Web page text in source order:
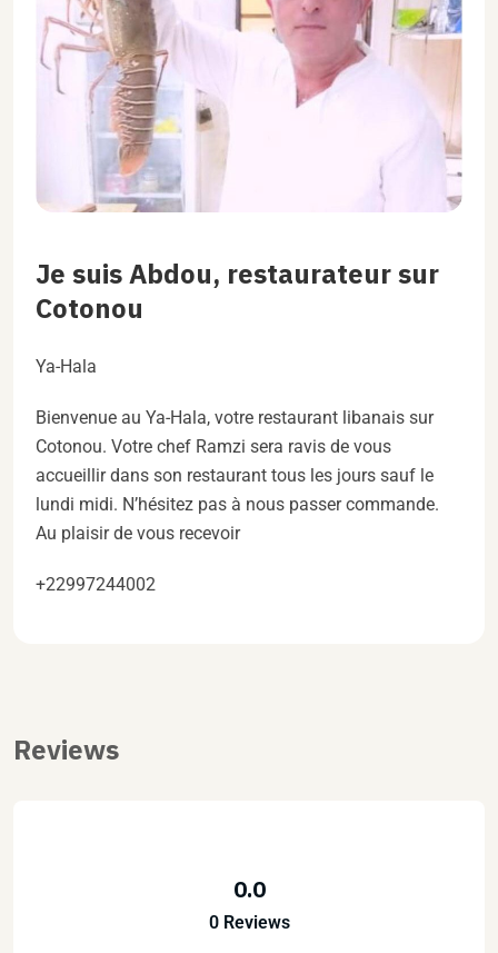
Je suis Abdou, restaurateur sur
Cotonou
Ya-Hala
Bienvenue au Ya-Hala, votre restaurant libanais sur
Cotonou. Votre chef Ramzi sera ravis de vous
accueillir dans son restaurant tous les jours sauf le
lundi midi. N’hésitez pas à nous passer commande.
Au plaisir de vous recevoir
+22997244002
Reviews
0.0
0 Reviews